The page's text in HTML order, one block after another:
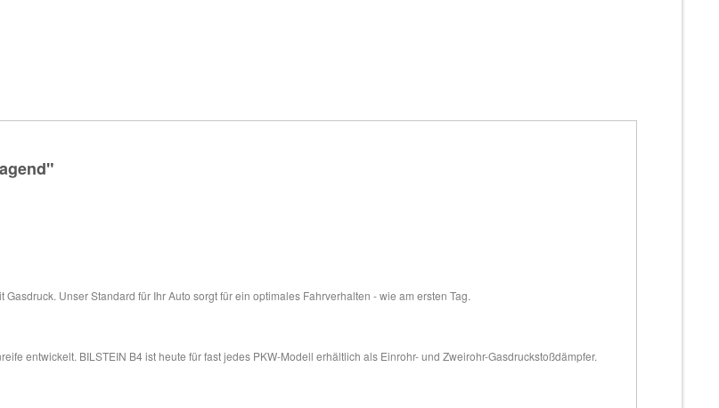
Unser Standard für Ihr Auto sorgt für ein optimales Fahrverhalten - wie am ersten Tag.
entwickelt. BILSTEIN B4 ist heute für fast jedes PKW-Modell erhältlich als Einrohr- und Zweirohr-Gasdruckstoßdämpfer.